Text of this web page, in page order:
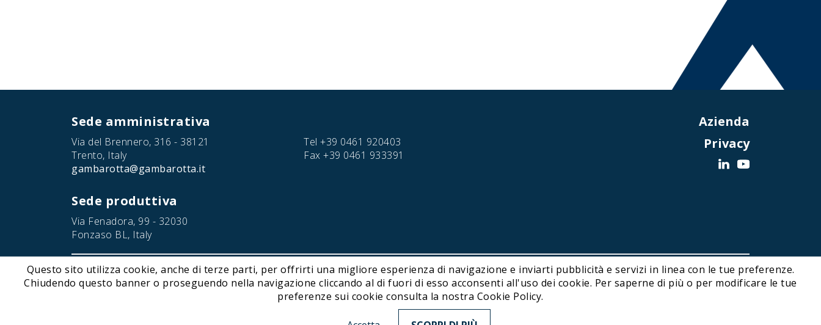
Sede amministrativa
Via del Brennero, 316 - 38121
Trento, Italy
gambarotta@gambarotta.it
Sede produttiva
Via Fenadora, 99 - 32030
Fonzaso BL, Italy
Tel +39 0461 920403
Fax +39 0461 933391
Azienda
Privacy
© 2026 Gambarotta Gschwendt | Advanced Conveyor Technology | P. IVA IT01716450224 Designed and Developed by Noonic
subsidiary. Find out more about our Group.
Questo sito utilizza cookie, anche di terze parti, per offrirti una migliore esperienza di navigazione e inviarti pubblicità e servizi in linea con le tue preferenze.
Chiudendo questo banner o proseguendo nella navigazione cliccando al di fuori di esso acconsenti all'uso dei cookie. Per saperne di più o per modificare le tue
preferenze sui cookie consulta la nostra Cookie Policy.